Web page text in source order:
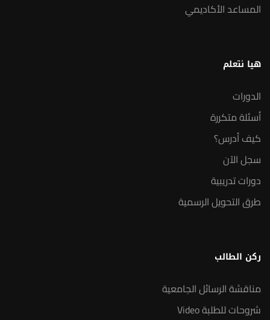
المساعد الأكاديمي
هيا نتعلم
الدورات
أسئلة متكررة
كيف أدرس؟
سجل الآن
دورات تدريبية
طرق التحويل الرسمية
ركن الطالب
مناقشة الرسائل الجامعية
شروحات للطلبة Video